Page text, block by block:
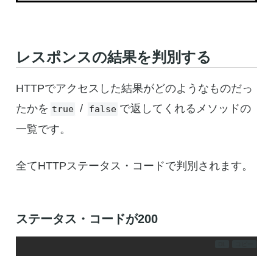
レスポンスの結果を判別する
HTTPでアクセスした結果がどのようなものだっ
たかを true / false で返してくれるメソッドの
一覧です。
全てHTTPステータス・コードで判別されます。
ステータス・コードが200